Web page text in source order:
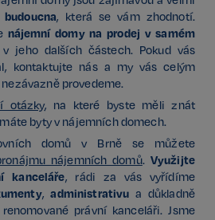
, která se vám zhodnotí.
nájemní domy na prodej v samém
jeho dalších částech. Pokud vás
kontaktujte nás a my vás celým
provedeme.
otázky, na které byste měli znát
byty v nájemních domech.
domů v Brně se můžete
nájemních domů. Využijte
kanceláře, rádi za vás vyřídíme
,administrativu a důkladně
právní kanceláři. Jsme